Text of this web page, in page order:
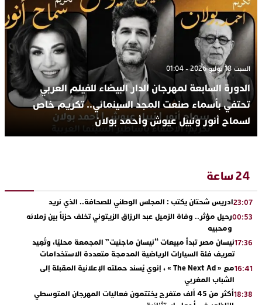
السبت 18 يوليو 2026 - 01:04
الدورة السابعة لمهرجان الدار البيضاء للفيلم العربي
تحتفي بأسماء صنعت المجد السينمائي.. تكريم خاص
لسماح أنور ونبيل عيوش وأحمد بولان
24 ساعة
23:07ادريس شحتان يكتب : المجلس الوطني للصحافة.. الذي نريد
00:53رحيل مؤثر.. وفاة الزميل عبد الرزاق الزيتوني تخلف حزناً بين زملائه
ومحبيه
17:36نيسان مصر تبدأ مبيعات “نيسان ماجنيت” المجمعة محليًا، وتُعِيد
تعريف فئة السيارات الرياضية المدمجة متعددة الاستخدامات
16:41
مع « The Next Ad » ، إنوي يُسند حملته الإعلانية المقبلة إلى
الشباب المغربي
18:38
أكثر من 45 ألف متفرج يختتمون فعاليات المهرجان المتوسطي